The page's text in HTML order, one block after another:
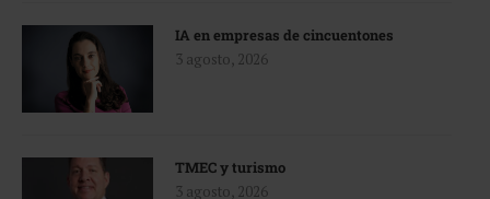
IA en empresas de cincuentones
3 agosto, 2026
TMEC y turismo
3 agosto, 2026